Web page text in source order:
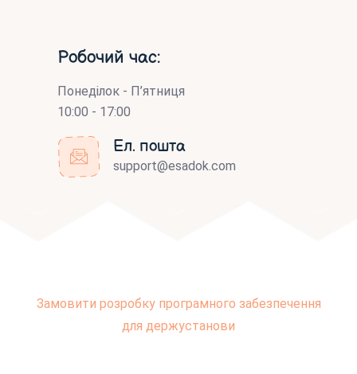
Робочий час:
Понеділок - П’ятниця
10:00 - 17:00
Ел. пошта
support@esadok.com
Замовити розробку програмного забезпечення
для держустанови